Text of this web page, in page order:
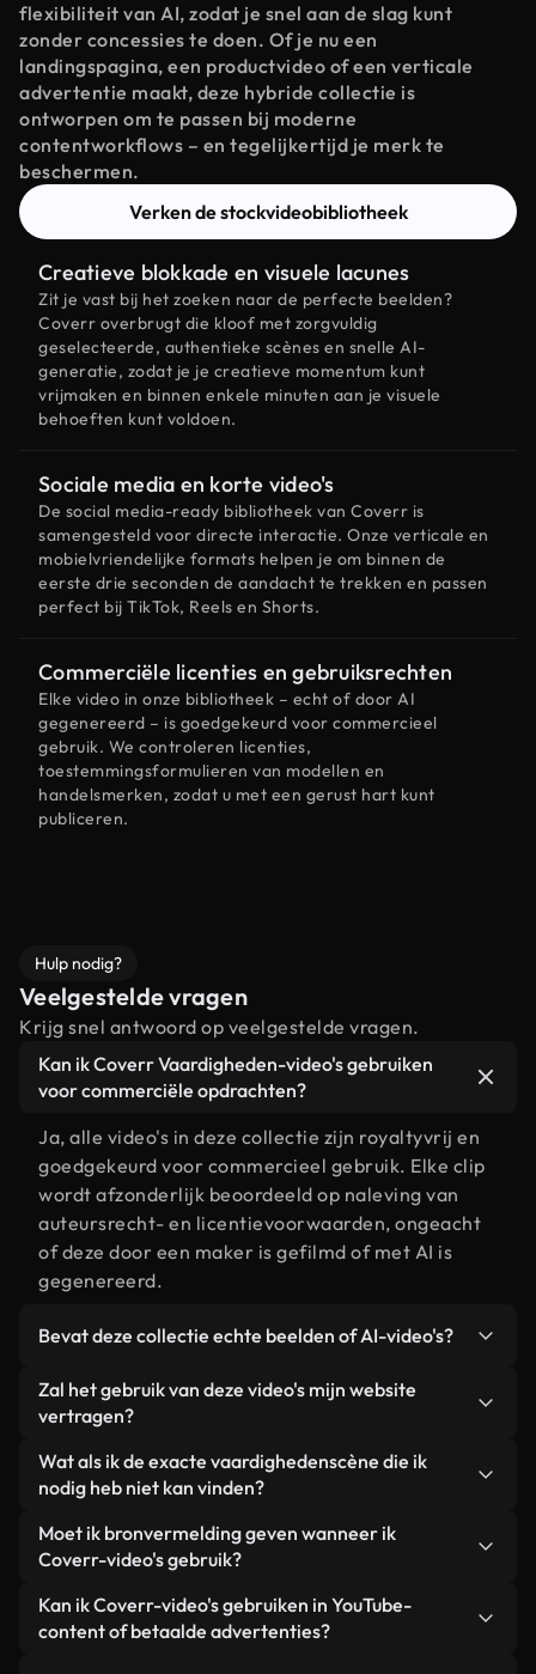
flexibiliteit van AI, zodat je snel aan de slag kunt
zonder concessies te doen. Of je nu een
landingspagina, een productvideo of een verticale
advertentie maakt, deze hybride collectie is
ontworpen om te passen bij moderne
contentworkflows – en tegelijkertijd je merk te
beschermen.
Verken de stockvideobibliotheek
Creatieve blokkade en visuele lacunes
Zit je vast bij het zoeken naar de perfecte beelden?
Coverr overbrugt die kloof met zorgvuldig
geselecteerde, authentieke scènes en snelle AI-
generatie, zodat je je creatieve momentum kunt
vrijmaken en binnen enkele minuten aan je visuele
behoeften kunt voldoen.
Sociale media en korte video's
De social media-ready bibliotheek van Coverr is
samengesteld voor directe interactie. Onze verticale en
mobielvriendelijke formats helpen je om binnen de
eerste drie seconden de aandacht te trekken en passen
perfect bij TikTok, Reels en Shorts.
Commerciële licenties en gebruiksrechten
Elke video in onze bibliotheek – echt of door AI
gegenereerd – is goedgekeurd voor commercieel
gebruik. We controleren licenties,
toestemmingsformulieren van modellen en
handelsmerken, zodat u met een gerust hart kunt
publiceren.
Hulp nodig?
Veelgestelde vragen
Krijg snel antwoord op veelgestelde vragen.
Kan ik Coverr Vaardigheden-video's gebruiken
voor commerciële opdrachten?
Ja, alle video's in deze collectie zijn royaltyvrij en
goedgekeurd voor commercieel gebruik. Elke clip
wordt afzonderlijk beoordeeld op naleving van
auteursrecht- en licentievoorwaarden, ongeacht
of deze door een maker is gefilmd of met AI is
gegenereerd.
Bevat deze collectie echte beelden of AI-video's?
Beide. Dit is een hybride bibliotheek die bestaat
uit echte, door mensen gefilmde beelden van
gegenereerde video's. Elke video is duidelijk
gelabeld, zodat je altijd weet wat je gebruikt.
Zal het gebruik van deze video's mijn website
vertragen?
Niet als u voor onze geoptimaliseerde versies
kiest. Wij bieden lichtgewicht, webklare formaten
achtergrond. Zo blijft de kwaliteit hoog, worden de
laadtijden geminimaliseerd en worden
statistieken zoals LCP verbeterd.
Wat als ik de exacte vaardighedenscène die ik
nodig heb niet kan vinden?
Met Coverr AI Studio maak je direct een video.
Beschrijf de scène – bijvoorbeeld "vaardigheden
binnen enkele seconden een gepersonaliseerde
video die voldoet aan onze licentievoorwaarden.
Moet ik bronvermelding geven wanneer ik
Coverr-video's gebruik?
Naamsvermelding is niet vereist. Alle video's in
onze stockbibliotheek zijn royaltyvrij en kunnen
Kan ik Coverr-video's gebruiken in YouTube-
content of betaalde advertenties?